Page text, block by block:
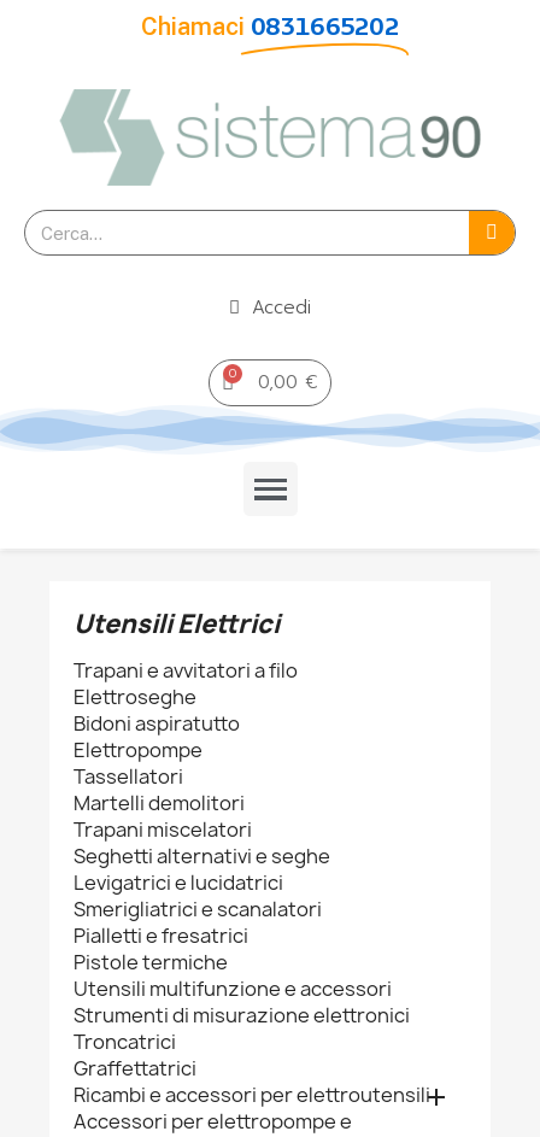
Chiamaci 0831665202
Accedi
0,00 €
Utensili Elettrici
Trapani e avvitatori a filo
Elettroseghe
Bidoni aspiratutto
Elettropompe
Tassellatori
Martelli demolitori
Trapani miscelatori
Seghetti alternativi e seghe
Levigatrici e lucidatrici
Smerigliatrici e scanalatori
Pialletti e fresatrici
Pistole termiche
Utensili multifunzione e accessori
Strumenti di misurazione elettronici
Troncatrici
Graffettatrici
Ricambi e accessori per elettroutensili
Accessori per elettropompe e